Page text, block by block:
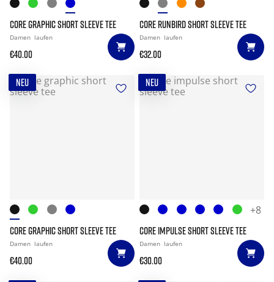
CORE GRAPHIC SHORT SLEEVE TEE
Damen laufen
€40.00
CORE RUNBIRD SHORT SLEEVE TEE
Damen laufen
€32.00
NEU
CORE GRAPHIC SHORT SLEEVE TEE
Damen laufen
€40.00
NEU
+8
CORE IMPULSE SHORT SLEEVE TEE
Damen laufen
€30.00